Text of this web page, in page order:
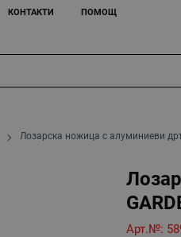
КОНТАКТИ ПОМОЩ
Лозарска ножица с алуминиеви
Арт.№: